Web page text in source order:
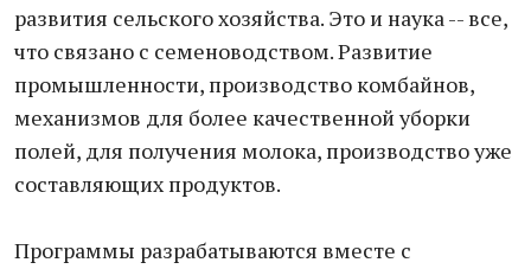
развития сельского хозяйства. Это и наука -- все,
что связано с семеноводством. Развитие
промышленности, производство комбайнов,
механизмов для более качественной уборки
полей, для получения молока, производство уже
составляющих продуктов.
Программы разрабатываются вместе с